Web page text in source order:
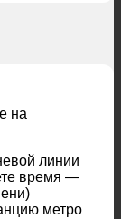
на
линии
время —
метро